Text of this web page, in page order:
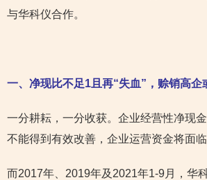
与华科仪合作。
一、净现比不足1且再“失血”，赊销高企
一分耕耘，一分收获。企业经营性净现
不能得到有效改善，企业运营资金将面临
而2017年、2019年及2021年1-9月，华